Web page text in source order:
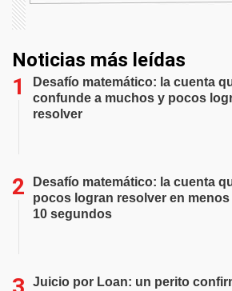
Noticias más leídas
Desafío matemático: la cuenta
confunde a muchos y pocos
resolver
Desafío matemático: la cuenta
pocos logran resolver en menos
10 segundos
Juicio por Loan: un perito